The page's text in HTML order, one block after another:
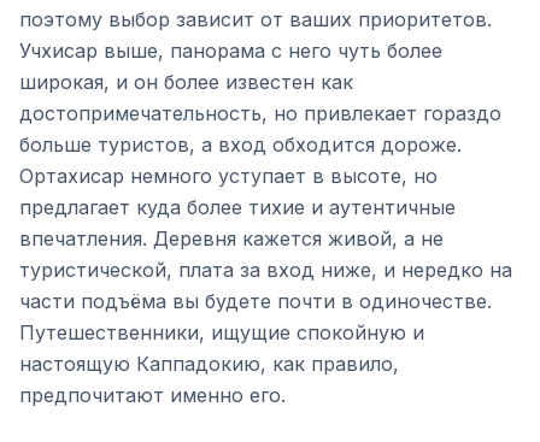
поэтому выбор зависит от ваших приоритетов.
Учхисар выше, панорама с него чуть более
широкая, и он более известен как
достопримечательность, но привлекает гораздо
больше туристов, а вход обходится дороже.
Ортахисар немного уступает в высоте, но
предлагает куда более тихие и аутентичные
впечатления. Деревня кажется живой, а не
туристической, плата за вход ниже, и нередко на
части подъёма вы будете почти в одиночестве.
Путешественники, ищущие спокойную и
настоящую Каппадокию, как правило,
предпочитают именно его.